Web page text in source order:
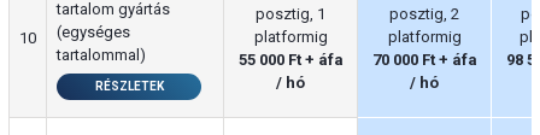
10
tartalom gyártás
(egységes
tartalommal)
RÉSZLETEK
posztig, 1
platformig
55 000 Ft + áfa
/ hó
posztig, 2
platformig
70 000 Ft + áfa
/ hó
98